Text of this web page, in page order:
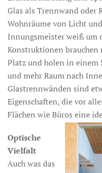
Glas als Trennwand oder
Wohnräume von Licht
Innungsmeister weiß um
Konstruktionen
Platz und holen in einem
und mehr Raum nach
Glastrennwänden sind
Eigenschaften, die vor
Flächen wie Büros eine
Optische
Vielfalt
Auch was das